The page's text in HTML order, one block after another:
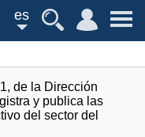
es
de la Dirección
y publica las
del sector del